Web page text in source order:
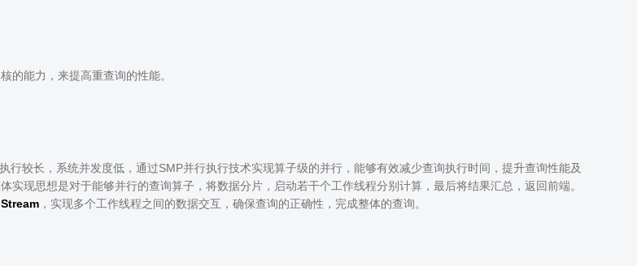
的能力，来提高重查询的性能。
行较长，系统并发度低，通过SMP并行执行技术实现算子级的并行，能够有效减少查询执行时间，提升查询性能及
实现思想是对于能够并行的查询算子，将数据分片，启动若干个工作线程分别计算，最后将结果汇总，返回前端。
Stream ，实现多个工作线程之间的数据交互，确保查询的正确性，完成整体的查询。